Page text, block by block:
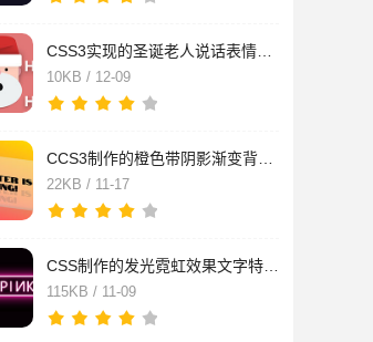
10KB / 12-09
22KB / 11-17
115KB / 11-09